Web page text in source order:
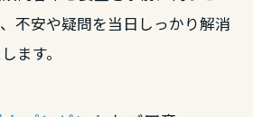
不安や疑問を当日しっかり解消
ます。